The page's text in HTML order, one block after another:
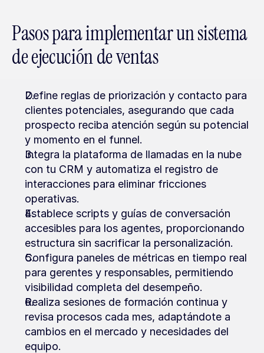
Pasos para implementar un sistema
de ejecución de ventas
Define reglas de priorización y contacto para
clientes potenciales, asegurando que cada
prospecto reciba atención según su potencial
y momento en el funnel.
Integra la plataforma de llamadas en la nube
con tu CRM y automatiza el registro de
interacciones para eliminar fricciones
operativas.
Establece scripts y guías de conversación
accesibles para los agentes, proporcionando
estructura sin sacrificar la personalización.
Configura paneles de métricas en tiempo real
para gerentes y responsables, permitiendo
visibilidad completa del desempeño.
Realiza sesiones de formación continua y
revisa procesos cada mes, adaptándote a
cambios en el mercado y necesidades del
equipo.